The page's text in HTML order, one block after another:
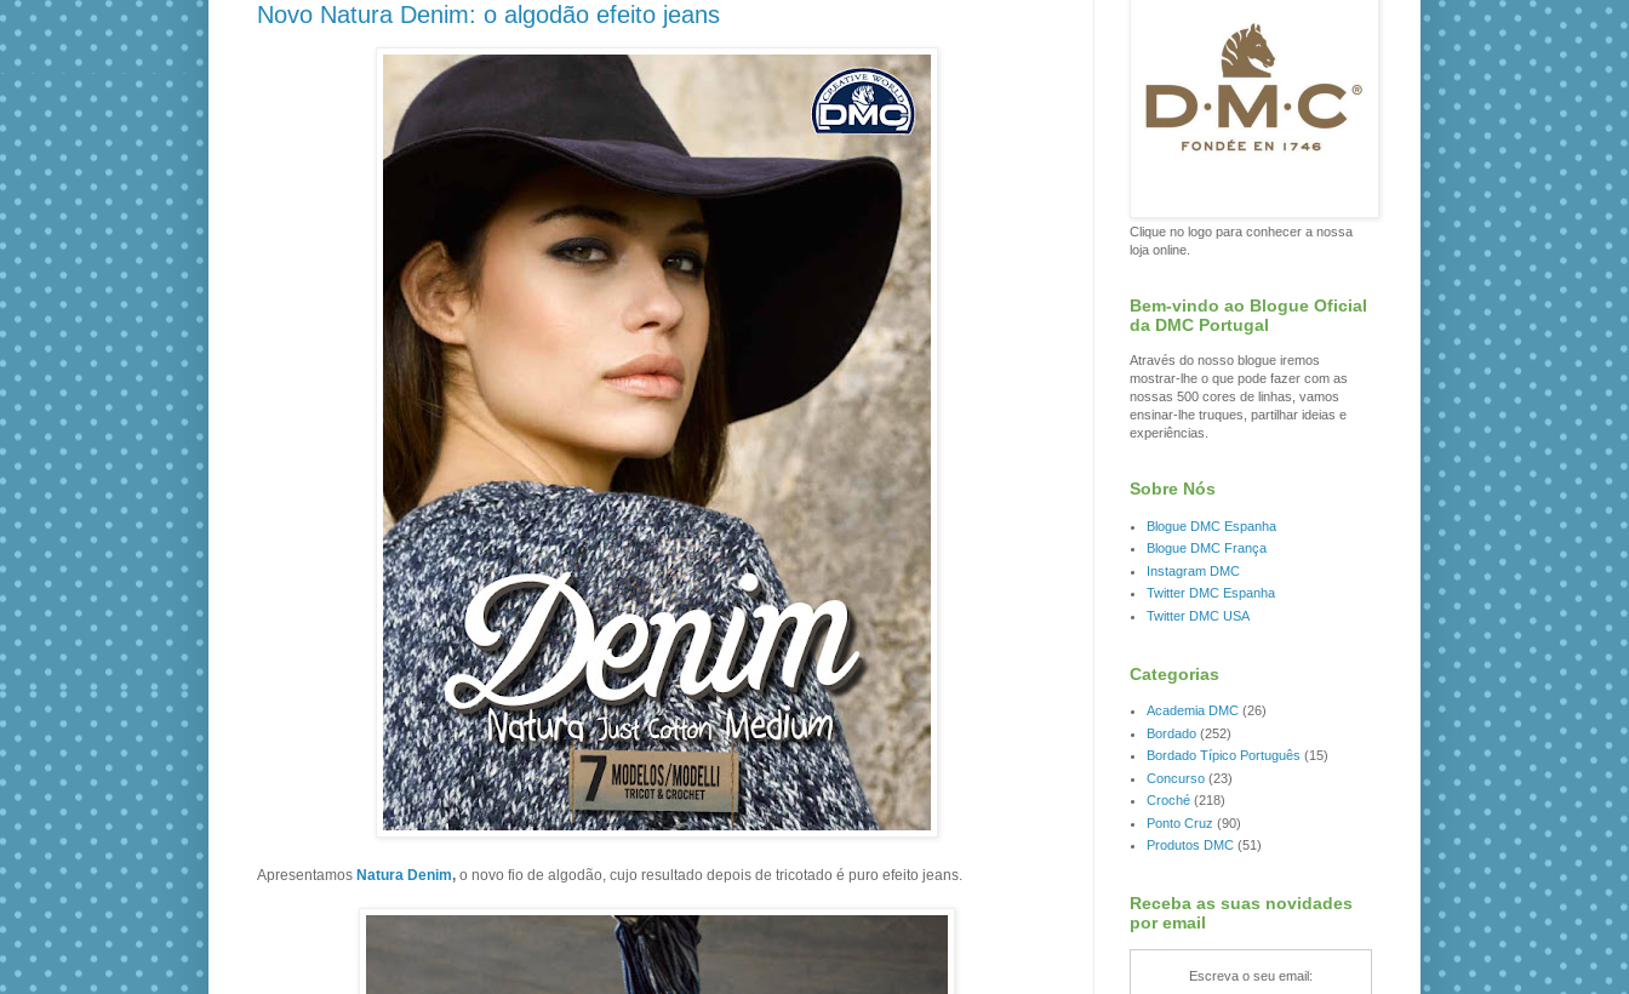
Novo Natura Denim: o algodão efeito jeans
Apresentamos Natura Denim, o novo fio de algodão, cujo resultado depois de tricotado é puro efeito jeans.
Clique no logo para conhecer a nossa
loja online.
Bem-vindo ao Blogue Oficial
da DMC Portugal
Através do nosso blogue iremos
mostrar-lhe o que pode fazer com as
nossas 500 cores de linhas, vamos
ensinar-lhe truques, partilhar ideias e
experiências.
Sobre Nós
Blogue DMC Espanha
Blogue DMC França
Instagram DMC
Twitter DMC Espanha
Twitter DMC USA
Categorias
Academia DMC (26)
Bordado (252)
Bordado Típico Português (15)
Concurso (23)
Croché (218)
Ponto Cruz (90)
Produtos DMC (51)
Receba as suas novidades
por email
Escreva o seu email: